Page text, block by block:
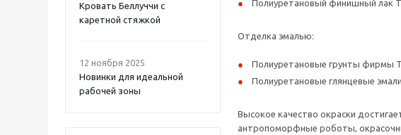
Кровать Беллуччи с
каретной стяжкой
12 ноября 2025
Новинки для идеальной
рабочей зоны
Полиуретановый финишный лак
Отделка эмалью:
Полиуретановые грунты фирмы
Полиуретановые глянцевые
Высокое качество окраски
антропоморфные роботы,